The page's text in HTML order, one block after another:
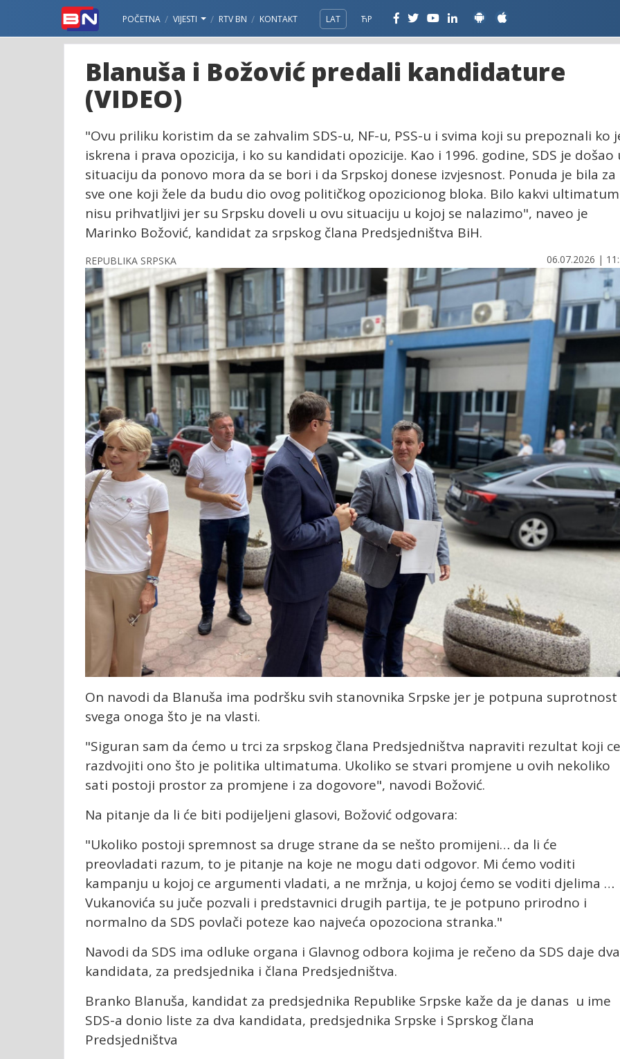
POČETNA VIJESTI RTV BN KONTAKT LAT ЋР
Blanuša i Božović predali kandidature
(VIDEO)
"Ovu priliku koristim da se zahvalim SDS-u, NF-u, PSS-u i svima koji su prepoznali ko
iskrena i prava opozicija, i ko su kandidati opozicije. Kao i 1996. godine, SDS je došao
situaciju da ponovo mora da se bori i da Srpskoj donese izvjesnost. Ponuda je bila za
sve one koji žele da budu dio ovog političkog opozicionog bloka. Bilo kakvi
nisu prihvatljivi jer su Srpsku doveli u ovu situaciju u kojoj se nalazimo", naveo je
Marinko Božović, kandidat za srpskog člana Predsjedništva BiH.
REPUBLIKA SRPSKA 06.07.2026 |
On navodi da Blanuša ima podršku svih stanovnika Srpske jer je potpuna suprotnost
svega onoga što je na vlasti.
"Siguran sam da ćemo u trci za srpskog člana Predsjedništva napraviti rezultat koji ce
razdvojiti ono što je politika ultimatuma. Ukoliko se stvari promjene u ovih nekoliko
sati postoji prostor za promjene i za dogovore", navodi Božović.
Na pitanje da li će biti podijeljeni glasovi, Božović odgovara:
"Ukoliko postoji spremnost sa druge strane da se nešto promijeni… da li će
preovladati razum, to je pitanje na koje ne mogu dati odgovor. Mi ćemo voditi
kampanju u kojoj ce argumenti vladati, a ne mržnja, u kojoj ćemo se voditi djelima …
Vukanovića su juče pozvali i predstavnici drugih partija, te je potpuno prirodno i
normalno da SDS povlači poteze kao najveća opozociona stranka."
Navodi da SDS ima odluke organa i Glavnog odbora kojima je rečeno da SDS daje dva
kandidata, za predsjednika i člana Predsjedništva.
Branko Blanuša, kandidat za predsjednika Republike Srpske kaže da je danas u ime
SDS-a donio liste za dva kandidata, predsjednika Srpske i Sprskog člana
Predsjedništva